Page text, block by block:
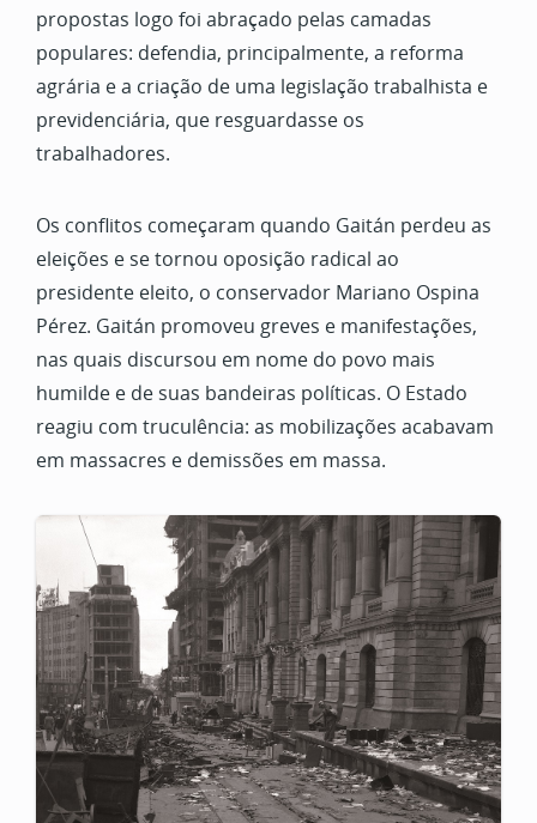
propostas logo foi abraçado pelas camadas
populares: defendia, principalmente, a reforma
agrária e a criação de uma legislação trabalhista e
previdenciária, que resguardasse os
trabalhadores.
Os conflitos começaram quando Gaitán perdeu as
eleições e se tornou oposição radical ao
presidente eleito, o conservador Mariano Ospina
Pérez. Gaitán promoveu greves e manifestações,
nas quais discursou em nome do povo mais
humilde e de suas bandeiras políticas. O Estado
reagiu com truculência: as mobilizações acabavam
em massacres e demissões em massa.